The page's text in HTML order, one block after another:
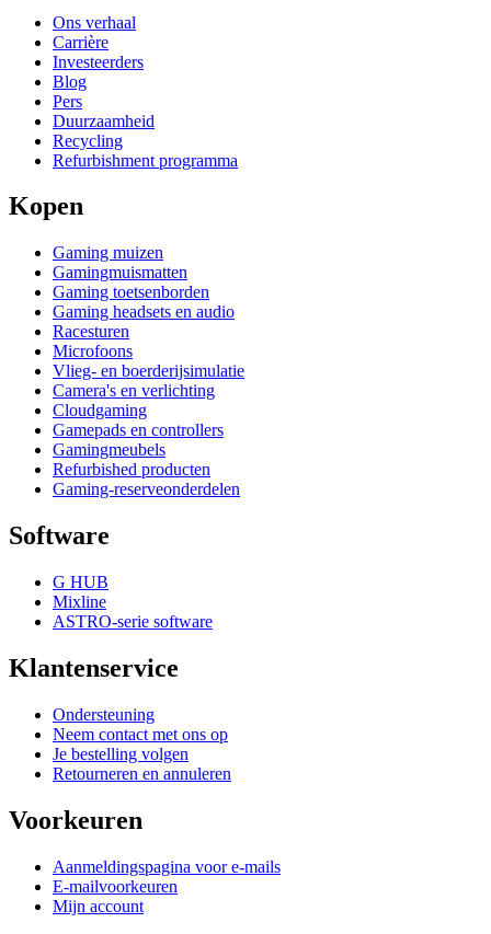
Ons verhaal
Carrière
Investeerders
Blog
Pers
Duurzaamheid
Recycling
Refurbishment programma
Kopen
Gaming muizen
Gamingmuismatten
Gaming toetsenborden
Gaming headsets en audio
Racesturen
Microfoons
Vlieg- en boerderijsimulatie
Camera's en verlichting
Cloudgaming
Gamepads en controllers
Gamingmeubels
Refurbished producten
Gaming-reserveonderdelen
Software
G HUB
Mixline
ASTRO-serie software
Klantenservice
Ondersteuning
Neem contact met ons op
Je bestelling volgen
Retourneren en annuleren
Voorkeuren
Aanmeldingspagina voor e-mails
E-mailvoorkeuren
Mijn account